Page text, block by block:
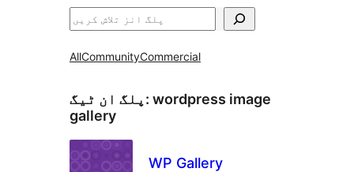
تلاش
AllCommunityCommercial
پلگ ان ٹیگ: wordpress image
gallery
WP Gallery